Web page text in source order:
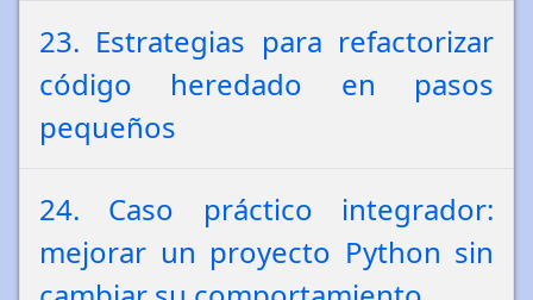
23. Estrategias para refactorizar
código heredado en pasos
pequeños
24. Caso práctico integrador:
mejorar un proyecto Python sin